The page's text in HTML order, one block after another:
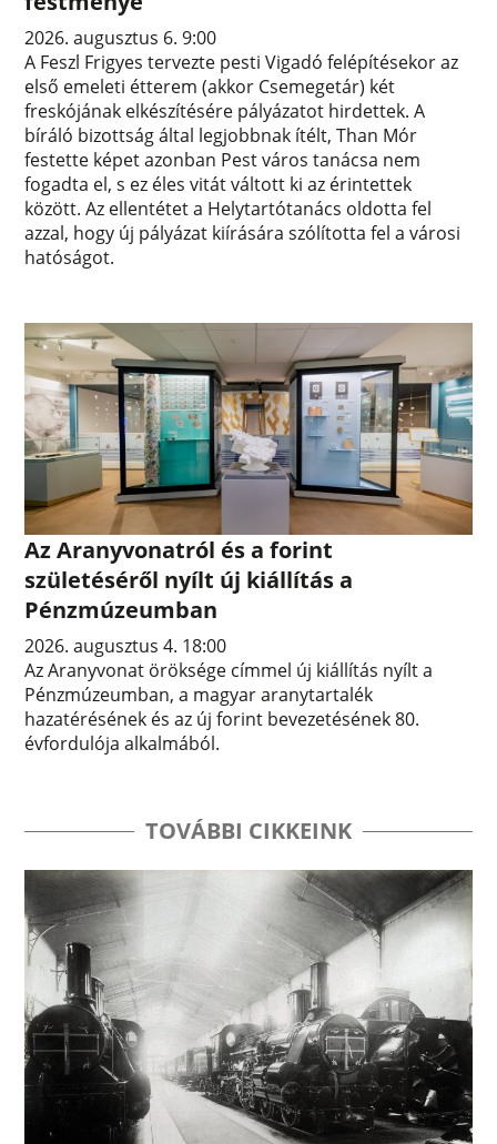
2026. augusztus 6. 9:00
A Feszl Frigyes tervezte pesti Vigadó felépítésekor az
első emeleti étterem (akkor Csemegetár) két
freskójának elkészítésére pályázatot hirdettek. A
bíráló bizottság által legjobbnak ítélt, Than Mór
festette képet azonban Pest város tanácsa nem
fogadta el, s ez éles vitát váltott ki az érintettek
között. Az ellentétet a Helytartótanács oldotta fel
azzal, hogy új pályázat kiírására szólította fel a városi
hatóságot.
Az Aranyvonatról és a forint
születéséről nyílt új kiállítás a
Pénzmúzeumban
2026. augusztus 4. 18:00
Az Aranyvonat öröksége címmel új kiállítás nyílt a
Pénzmúzeumban, a magyar aranytartalék
hazatérésének és az új forint bevezetésének 80.
évfordulója alkalmából.
TOVÁBBI CIKKEINK